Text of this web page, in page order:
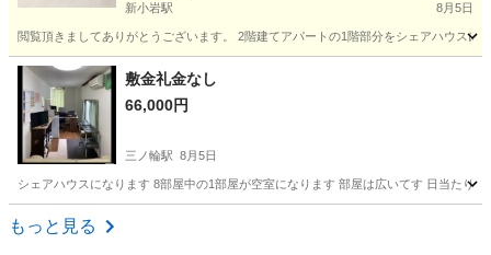
新小岩駅 8月5日
閲覧頂きましてありがとうございます。 2階建てアパートの1階部分をシェアハウス
東京 江戸川区 新小岩駅
敷金礼金なし
66,000円
三ノ輪駅 8月5日
シェアハウスになります 8部屋中の1部屋が空室になります 部屋は広いてす 日当た
東京 台東区
もっと見る